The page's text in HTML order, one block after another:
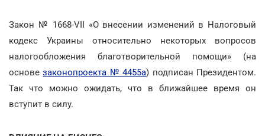
Закон № 1668-VII «О внесении изменений в Налоговый
кодекс Украины относительно некоторых вопросов
налогообложения благотворительной помощи» (на
основезаконопроекта № 4455а) подписан Президентом.
Так что можно ожидать, что в ближайшее время он
вступит в силу.